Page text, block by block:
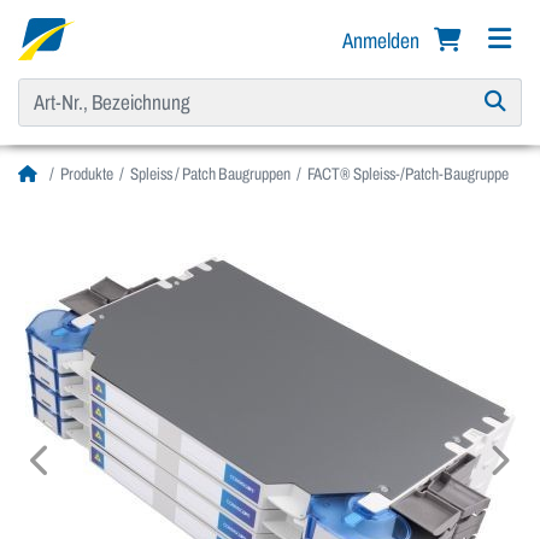
Anmelden
Produkte Spleiss / Patch Baugruppen FACT® Spleiss-/Patch-Baugruppe